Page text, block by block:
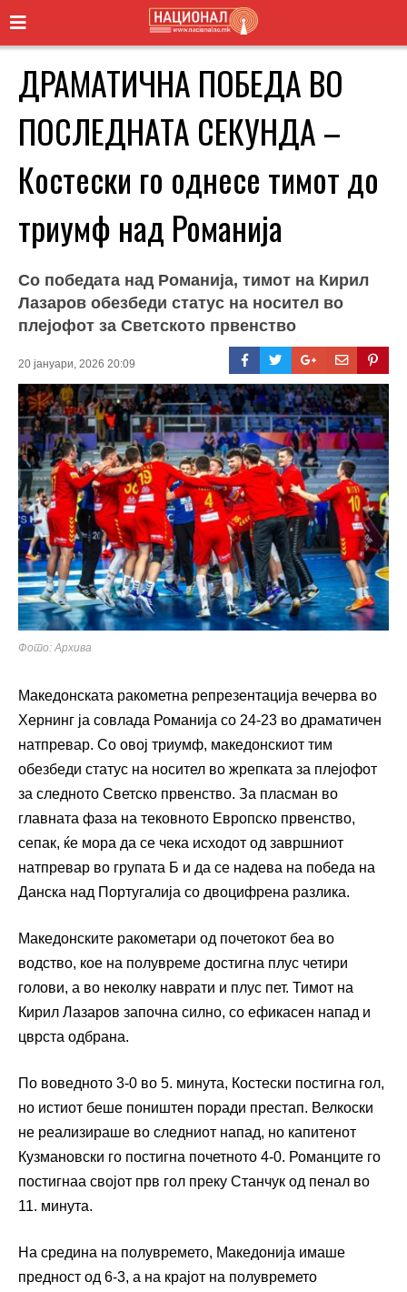
ДРАМАТИЧНА ПОБЕДА ВО
ПОСЛЕДНАТА СЕКУНДА –
Костески го однесе тимот до
триумф над Романија
Со победата над Романија, тимот на Кирил
Лазаров обезбеди статус на носител во
плејофот за Светското првенство
20 јануари, 2026 20:09
Фото: Архива
Македонската ракометна репрезентација вечерва во
Хернинг ја совлада Романија со 24-23 во драматичен
натпревар. Со овој триумф, македонскиот тим
обезбеди статус на носител во жрепката за плејофот
за следното Светско првенство. За пласман во
главната фаза на тековното Европско првенство,
сепак, ќе мора да се чека исходот од завршниот
натпревар во групата Б и да се надева на победа на
Данска над Португалија со двоцифрена разлика.
Македонските ракометари од почетокот беа во
водство, кое на полувреме достигна плус четири
голови, а во неколку наврати и плус пет. Тимот на
Кирил Лазаров започна силно, со ефикасен напад и
цврста одбрана.
По воведното 3-0 во 5. минута, Костески постигна гол,
но истиот беше поништен поради престап. Велкоски
не реализираше во следниот напад, но капитенот
Кузмановски го постигна почетното 4-0. Романците го
постигнаа својот прв гол преку Станчук од пенал во
11. минута.
На средина на полувремето, Македонија имаше
предност од 6-3, а на крајот на полувремето